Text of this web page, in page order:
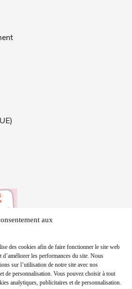
aux
des cookies afin de faire fonctionner le site web
d’améliorer les performances du site. Nous
sur l’utilisation de notre site avec nos
de personnalisation. Vous pouvez choisir à tout
analytiques, publicitaires et de personnalisation.